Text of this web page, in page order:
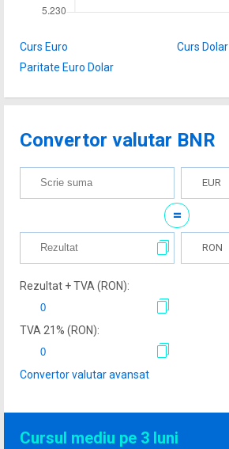
Curs Euro
Curs Dolar
Paritate Euro Dolar
Convertor valutar BNR
EUR
=
RON
Rezultat + TVA (RON):
TVA 21% (RON):
Convertor valutar avansat
Cursul mediu pe 3 luni